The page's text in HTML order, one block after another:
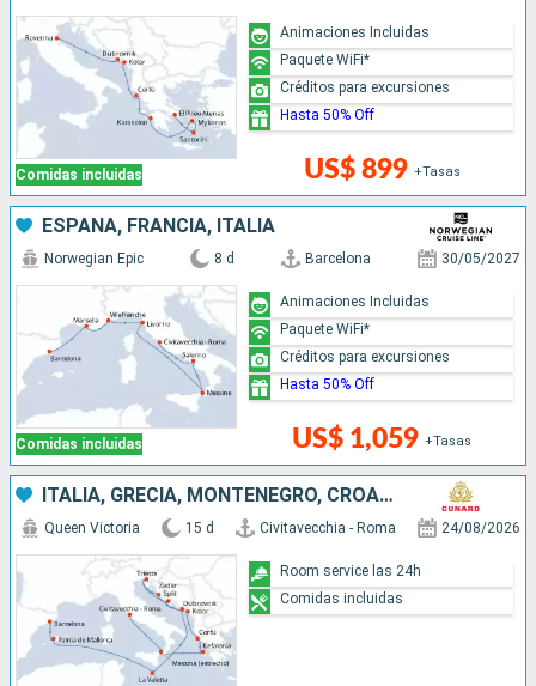
Comidas incluidas US$ 899 +Tasas
Animaciones Incluidas
Paquete WiFi*
Créditos para excursiones
Hasta 50% Off
ESPAÑA, FRANCIA, ITALIA
Comidas incluidas
Norwegian Epic 8 d Barcelona 30/05/2027
US$ 1,059 +Tasas
Animaciones Incluidas
Paquete WiFi*
Créditos para excursiones
Hasta 50% Off
ITALIA, GRECIA, MONTENEGRO, CROACIA, MALTA, ESPAÑA
Queen Victoria 15 d Civitavecchia - Roma 24/08/2026
Room service las 24h
Comidas incluidas